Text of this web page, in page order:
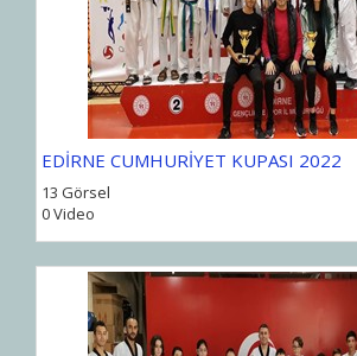
EDİRNE CUMHURİYET KUPASI 2022
13 Görsel
0 Video